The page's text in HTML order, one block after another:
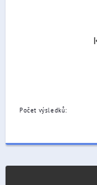
Počet výsledků: